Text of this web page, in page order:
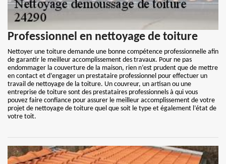
Professionnel en nettoyage de toiture
Nettoyer une toiture demande une bonne compétence professionnelle afin
de garantir le meilleur accomplissement des travaux. Pour ne pas
endommager la couverture de la maison, rien n’est prudent que de mettre
en contact et d’engager un prestataire professionnel pour effectuer un
travail de nettoyage de la toiture. Un couvreur, un artisan ou une
entreprise de toiture sont des prestataires professionnels à qui vous
pouvez faire confiance pour assurer le meilleur accomplissement de votre
projet de nettoyage de toiture quel que soit le type et également l’état de
votre toit.